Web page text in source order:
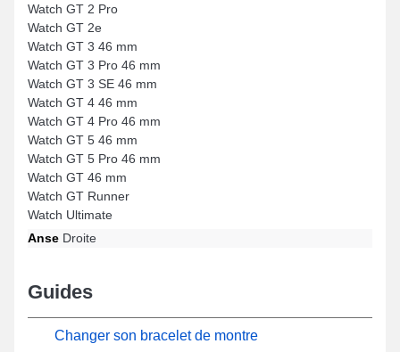
Watch GT 2 Pro
Watch GT 2e
Watch GT 3 46 mm
Watch GT 3 Pro 46 mm
Watch GT 3 SE 46 mm
Watch GT 4 46 mm
Watch GT 4 Pro 46 mm
Watch GT 5 46 mm
Watch GT 5 Pro 46 mm
Watch GT 46 mm
Watch GT Runner
Watch Ultimate
Anse Droite
Guides
Changer son bracelet de montre